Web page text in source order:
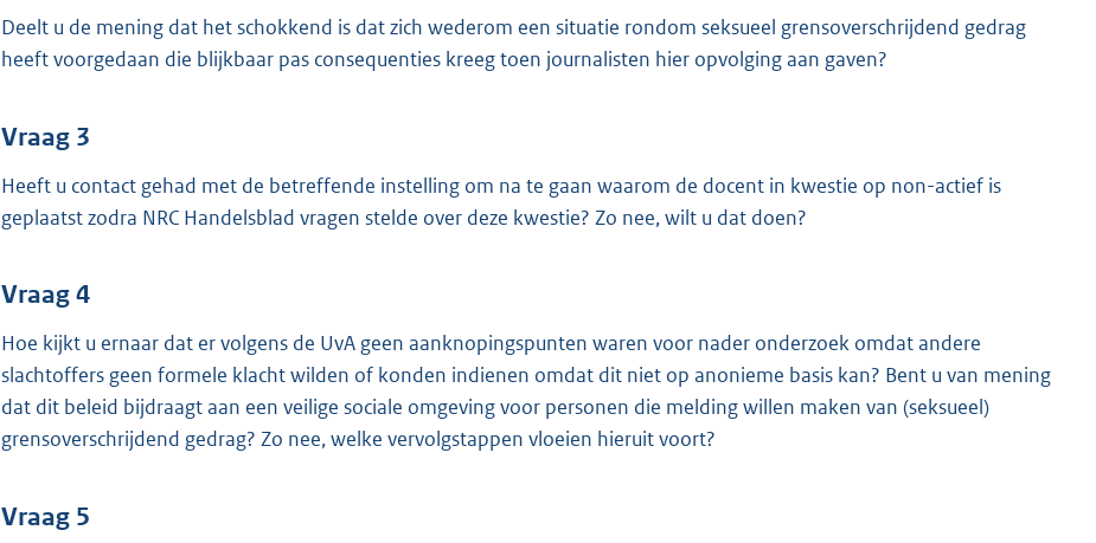
:
4
Deelt u de mening dat het schokkend is dat zich wederom een situatie rondom seksueel grensoverschrijdend gedrag
heeft voorgedaan die blijkbaar pas consequenties kreeg toen journalisten hier opvolging aan gaven?
Vraag 3
Heeft u contact gehad met de betreffende instelling om na te gaan waarom de docent in kwestie op non-actief is
geplaatst zodra NRC Handelsblad vragen stelde over deze kwestie? Zo nee, wilt u dat doen?
Vraag 4
Hoe kijkt u ernaar dat er volgens de UvA geen aanknopingspunten waren voor nader onderzoek omdat andere
slachtoffers geen formele klacht wilden of konden indienen omdat dit niet op anonieme basis kan? Bent u van mening
dat dit beleid bijdraagt aan een veilige sociale omgeving voor personen die melding willen maken van (seksueel)
grensoverschrijdend gedrag? Zo nee, welke vervolgstappen vloeien hieruit voort?
Vraag 5